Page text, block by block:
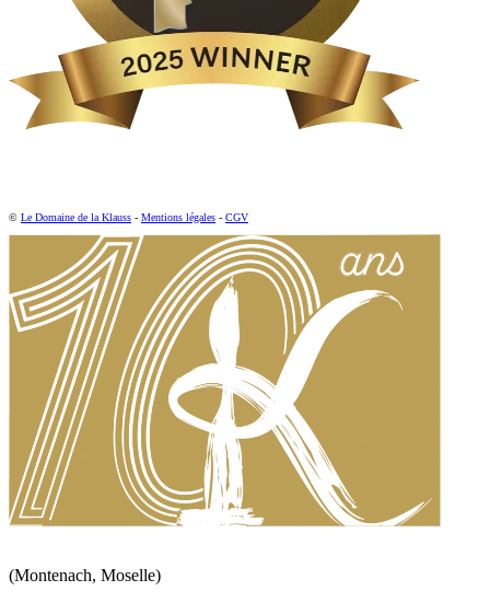
© Le Domaine de la Klauss - Mentions légales - CGV
(Montenach, Moselle)